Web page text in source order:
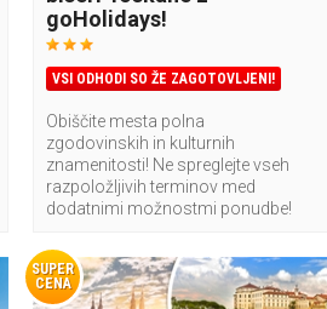
goHolidays!
VSI ODHODI SO ŽE ZAGOTOVLJENI!
Obiščite mesta polna
zgodovinskih in kulturnih
znamenitosti! Ne spreglejte vseh
razpoložljivih terminov med
dodatnimi možnostmi ponudbe!
SUPER
CENA